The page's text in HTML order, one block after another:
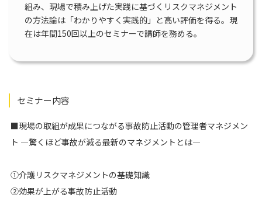
組み、現場で積み上げた実践に基づくリスクマネジメント
の方法論は「わかりやすく実践的」と高い評価を得る。現
在は年間150回以上のセミナーで講師を務める。
セミナー内容
■現場の取組が成果につながる事故防止活動の管理者マネジメン
ト ―驚くほど事故が減る最新のマネジメントとは―
①介護リスクマネジメントの基礎知識
②効果が上がる事故防止活動